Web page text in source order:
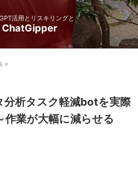
活用とリスキリングと
ChatGipper
>
分析タスク軽減botを実際
作業が大幅に減らせる